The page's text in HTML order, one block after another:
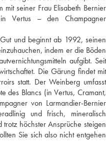
mit seiner Frau Elisabeth Bernier
Vertus – den Champagner
und beginnt ab 1992, seinen
indem er die Böden
aufgibt. Seit
Die Gärung findet mit
statt. Der Weinberg umfasst
des Blancs (in Vertus, Cramant,
von Larmandier-Bernier
und frisch, mineralisch
höchster Ansprüche steigen
Sie sich also nicht entgehen